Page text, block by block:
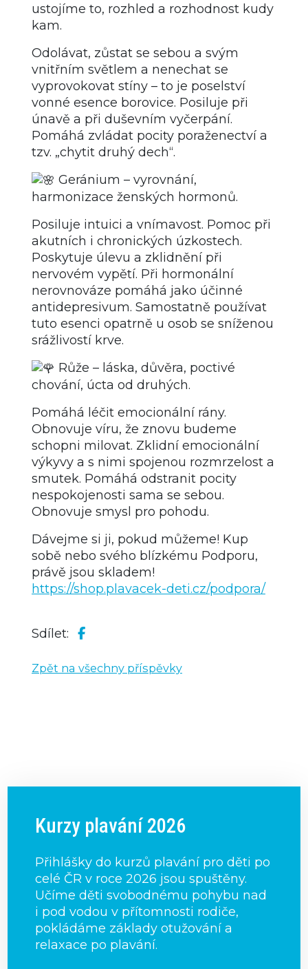
ustojíme to, rozhled a rozhodnost kudy
kam.
Odolávat, zůstat se sebou a svým
vnitřním světlem a nenechat se
vyprovokovat stíny – to je poselství
vonné esence borovice. Posiluje při
únavě a při duševním vyčerpání.
Pomáhá zvládat pocity poraženectví a
tzv. „chytit druhý dech“.
Geránium – vyrovnání,
harmonizace ženských hormonů.
Posiluje intuici a vnímavost. Pomoc při
akutních i chronických úzkostech.
Poskytuje úlevu a zklidnění při
nervovém vypětí. Při hormonální
nerovnováze pomáhá jako účinné
antidepresivum. Samostatně používat
tuto esenci opatrně u osob se sníženou
srážlivostí krve.
Růže – láska, důvěra, poctivé
chování, úcta od druhých.
Pomáhá léčit emocionální rány.
Obnovuje víru, že znovu budeme
schopni milovat. Zklidní emocionální
výkyvy a s nimi spojenou rozmrzelost a
smutek. Pomáhá odstranit pocity
nespokojenosti sama se sebou.
Obnovuje smysl pro pohodu.
Dávejme si ji, pokud můžeme! Kup
sobě nebo svého blízkému Podporu,
právě jsou skladem!
https://shop.plavacek-deti.cz/podpora/
Sdílet:
Zpět na všechny příspěvky
Kurzy plavání 2026
Přihlášky do kurzů plavání pro děti po
celé ČR v roce 2026 jsou spuštěny.
Učíme děti svobodnému pohybu nad
i pod vodou v přítomnosti rodiče,
pokládáme základy otužování a
relaxace po plavání.